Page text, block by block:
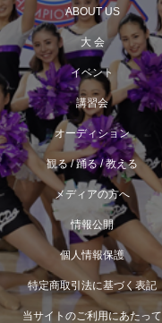
ABOUT US
大 会
イベント
講習会
オーディション
観る / 踊る / 教える
メディアの方へ
情報公開
個人情報保護
特定商取引法に基づく表記
当サイトのご利用にあたって